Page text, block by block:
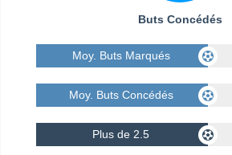
Buts Concédés
Moy. Buts Marqués
Moy. Buts Concédés
Plus de 2.5